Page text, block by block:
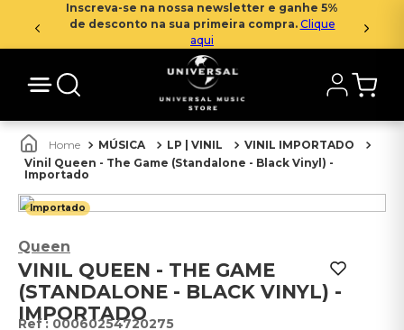
Inscreva-se na nossa newsletter e ganhe 5%
de desconto na sua primeira compra. Clique
aqui
MÚSICA LP | VINIL
VINIL IMPORTADO
Vinil Queen - The Game (Standalone - Black Vinyl) -
Importado
Importado
Queen
VINIL QUEEN - THE GAME
(STANDALONE - BLACK VINYL) -
IMPORTADO
: 00060254720275